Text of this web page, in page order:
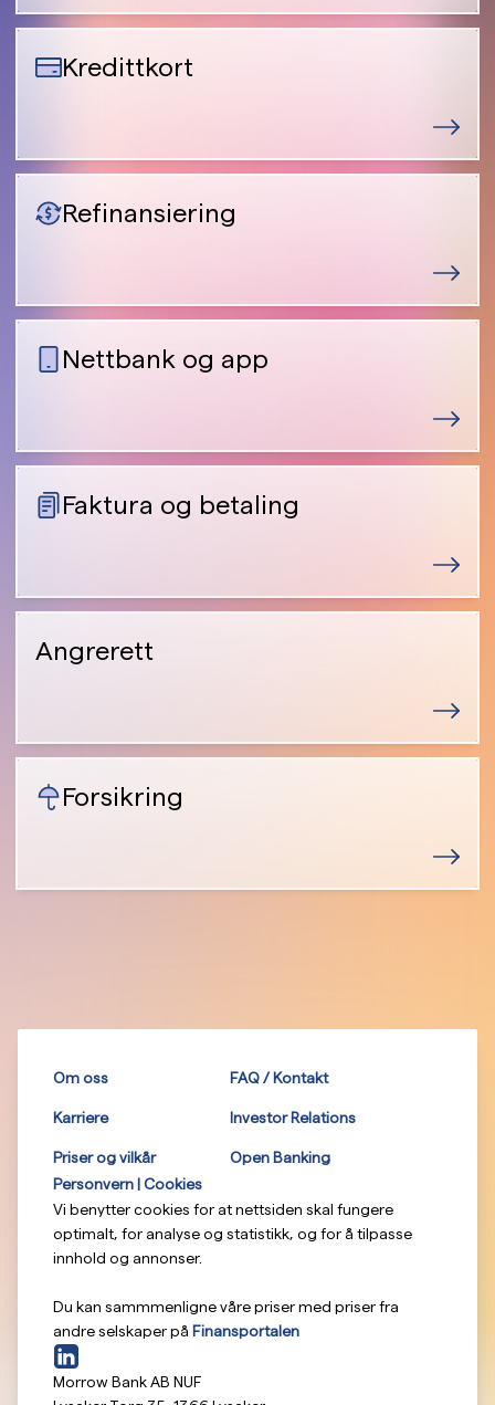
Kredittkort
Refinansiering
Nettbank og app
Faktura og betaling
Angrerett
Forsikring
Om oss FAQ / Kontakt
Karriere Investor Relations
Priser og vilkår
Open Banking
Personvern | Cookies
Vi benytter cookies for at nettsiden skal fungere
optimalt, for analyse og statistikk, og for å tilpasse
innhold og annonser.
Du kan sammmenligne våre priser med priser fra
andre selskaper på Finansportalen
Morrow Bank AB NUF